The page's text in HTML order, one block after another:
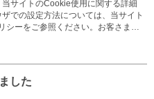
サイトのCookie使用に関する詳細
での設定方法については、当サイト
シーをご参照ください。お客さま
当社がサイト利用規約のCookieポリ
した